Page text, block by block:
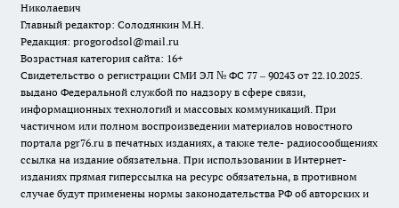
Николаевич
Главный редактор: Солодянкин М.Н.
Редакция: progorodsol@mail.ru
Возрастная категория сайта: 16+
Свидетельство о регистрации СМИ ЭЛ № ФС 77 – 90243 от 22.10.2025.
выдано Федеральной службой по надзору в сфере связи,
информационных технологий и массовых коммуникаций. При
частичном или полном воспроизведении материалов новостного
портала pgr76.ru в печатных изданиях, а также теле- радиосообщениях
ссылка на издание обязательна. При использовании в Интернет-
изданиях прямая гиперссылка на ресурс обязательна, в противном
случае будут применены нормы законодательства РФ об авторских и